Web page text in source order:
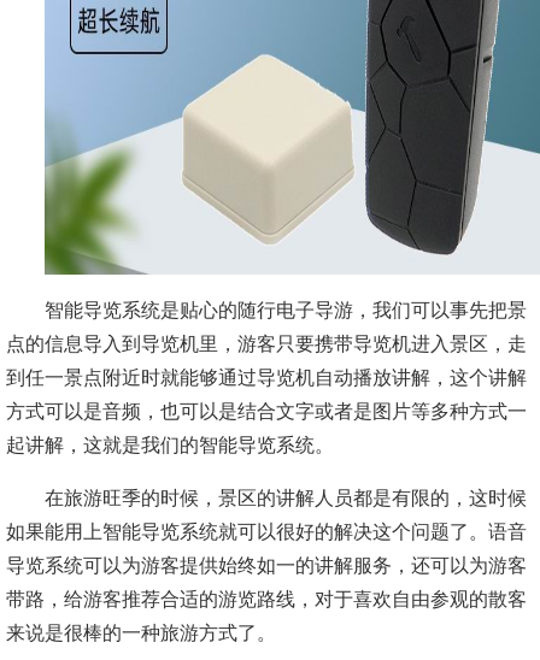
智能导览系统是贴心的随行电子导游，我们可以事先把景
点的信息导入到导览机里，游客只要携带导览机进入景区，走
到任一景点附近时就能够通过导览机自动播放讲解，这个讲解
方式可以是音频，也可以是结合文字或者是图片等多种方式一
起讲解，这就是我们的智能导览系统。
在旅游旺季的时候，景区的讲解人员都是有限的，这时候
如果能用上智能导览系统就可以很好的解决这个问题了。语音
导览系统可以为游客提供始终如一的讲解服务，还可以为游客
带路，给游客推荐合适的游览路线，对于喜欢自由参观的散客
来说是很棒的一种旅游方式了。